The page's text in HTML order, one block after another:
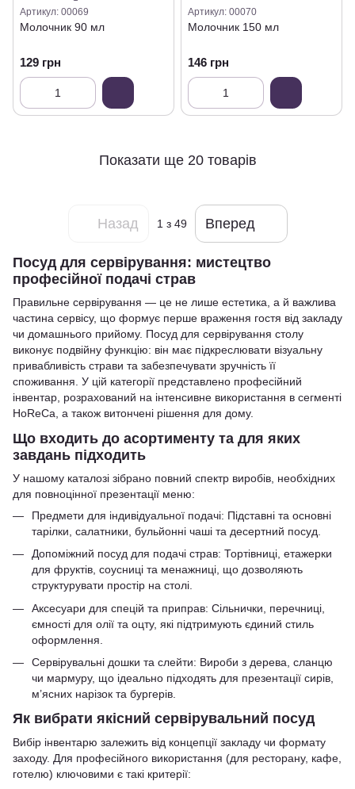
Артикул: 00069
Молочник 90 мл
129 грн
Артикул: 00070
Молочник 150 мл
146 грн
Показати ще 20 товарів
Назад 1 з 49 Вперед
Посуд для сервірування: мистецтво
професійної подачі страв
Правильне сервірування — це не лише естетика, а й важлива
частина сервісу, що формує перше враження гостя від закладу
чи домашнього прийому. Посуд для сервірування столу
виконує подвійну функцію: він має підкреслювати візуальну
привабливість страви та забезпечувати зручність її
споживання. У цій категорії представлено професійний
інвентар, розрахований на інтенсивне використання в сегменті
HoReCa, а також витончені рішення для дому.
Що входить до асортименту та для яких
завдань підходить
У нашому каталозі зібрано повний спектр виробів, необхідних
для повноцінної презентації меню:
Предмети для індивідуальної подачі: Підставні та основні
тарілки, салатники, бульйонні чаші та десертний посуд.
Допоміжний посуд для подачі страв: Тортівниці, етажерки
для фруктів, соусниці та менажниці, що дозволяють
структурувати простір на столі.
Аксесуари для спецій та приправ: Сільнички, перечниці,
ємності для олії та оцту, які підтримують єдиний стиль
оформлення.
Сервірувальні дошки та слейти: Вироби з дерева, сланцю
чи мармуру, що ідеально підходять для презентації сирів,
м’ясних нарізок та бургерів.
Як вибрати якісний сервірувальний посуд
Вибір інвентарю залежить від концепції закладу чи формату
заходу. Для професійного використання (для ресторану, кафе,
готелю) ключовими є такі критерії: